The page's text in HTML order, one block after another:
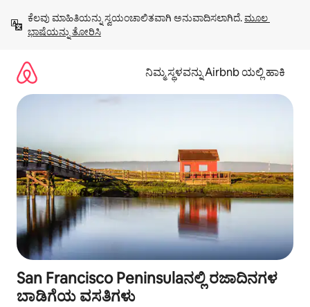
ಹೋಗಿ
ಕೆಲವು ಮಾಹಿತಿಯನ್ನು ಸ್ವಯಂಚಾಲಿತವಾಗಿ ಅನುವಾದಿಸಲಾಗಿದೆ. ಮೂಲ
ಭಾಷೆಯನ್ನು ತೋರಿಸಿ
ನಿಮ್ಮ ಸ್ಥಳವನ್ನು Airbnb ಯಲ್ಲಿ ಹಾಕಿ
San Francisco Peninsulaನಲ್ಲಿ ರಜಾದಿನಗಳ
ಬಾಡಿಗೆಯ ವಸತಿಗಳು